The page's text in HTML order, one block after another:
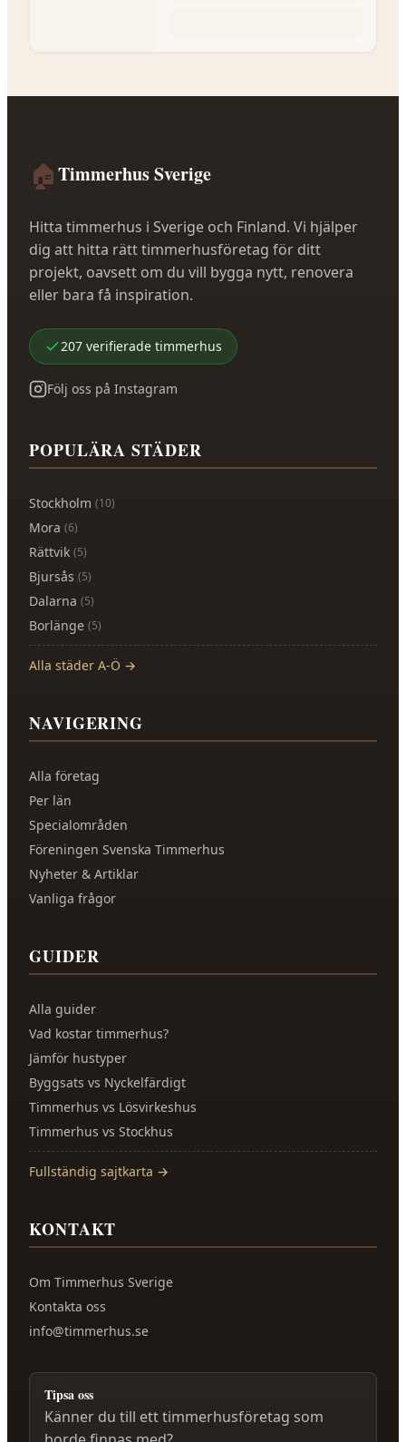
🏠Timmerhus Sverige
Hitta timmerhus i Sverige och Finland. Vi hjälper
dig att hitta rätt timmerhusföretag för ditt
projekt, oavsett om du vill bygga nytt, renovera
eller bara få inspiration.
207 verifierade timmerhus
Följ oss på Instagram
POPULÄRA STÄDER
Stockholm (10)
Mora (6)
Rättvik (5)
Bjursås (5)
Dalarna (5)
Borlänge (5)
Alla städer A-Ö →
NAVIGERING
Alla företag
Per län
Specialområden
Föreningen Svenska Timmerhus
Nyheter & Artiklar
Vanliga frågor
GUIDER
Alla guider
Vad kostar timmerhus?
Jämför hustyper
Byggsats vs Nyckelfärdigt
Timmerhus vs Lösvirkeshus
Timmerhus vs Stockhus
Fullständig sajtkarta →
KONTAKT
Om Timmerhus Sverige
Kontakta oss
info@timmerhus.se
Tipsa oss
Känner du till ett timmerhusföretag som